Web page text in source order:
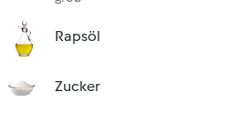
Rapsöl
Zucker